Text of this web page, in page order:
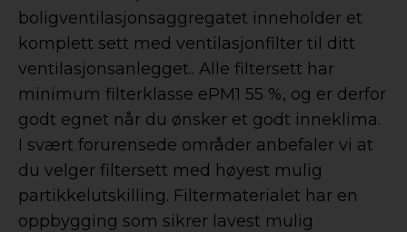
boligventilasjonsaggregatet inneholder et
komplett sett med ventilasjonfilter til ditt
ventilasjonsanlegget.. Alle filtersett har
minimum filterklasse ePM1 55 %, og er derfor
godt egnet når du ønsker et godt inneklima.
I svært forurensede områder anbefaler vi at
du velger filtersett med høyest mulig
partikkelutskilling. Filtermaterialet har en
oppbygging som sikrer lavest mulig